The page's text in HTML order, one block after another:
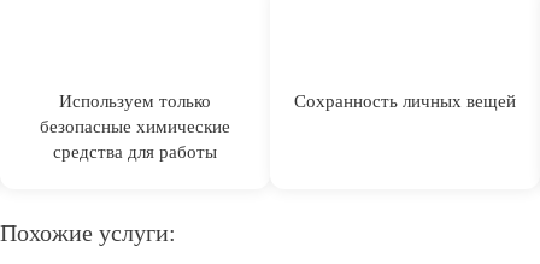
Используем только
безопасные химические
средства для работы
Сохранность личных вещей
Похожие услуги: